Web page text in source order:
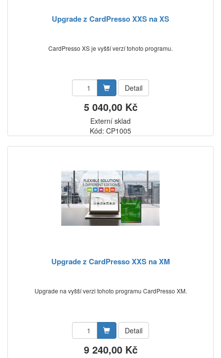
Upgrade z CardPresso XXS na XS
CardPresso XS je vyšší verzí tohoto programu.
Detail
5 040,00 Kč
Externí sklad
Kód: CP1005
Upgrade z CardPresso XXS na XM
Upgrade na vyšší verzi tohoto programu CardPresso XM.
Detail
9 240,00 Kč